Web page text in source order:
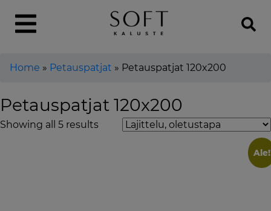
Home » Petauspatjat » Petauspatjat 120x200
Petauspatjat 120x200
Showing all 5 results
Ale!